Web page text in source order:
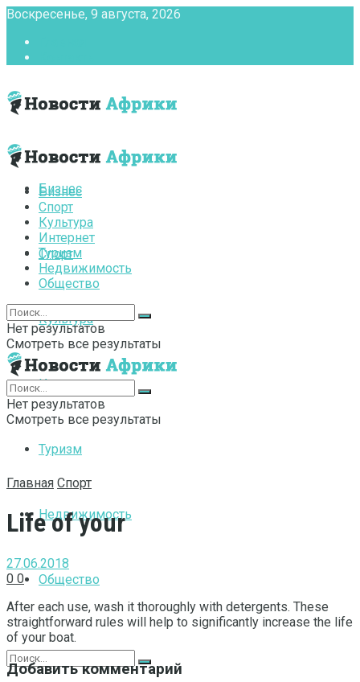
Воскресенье, 9 августа, 2026
Бизнес
Спорт
Культура
Интернет
Туризм
Недвижимость
Общество
Бизнес
Спорт
Культура
Интернет
Туризм
Недвижимость
Общество
Нет результатов
Смотреть все результаты
Нет результатов
Смотреть все результаты
Главная Спорт
Life of your
27.06.2018
0 0
After each use, wash it thoroughly with detergents. These
straightforward rules will help to significantly increase the life
of your boat.
Добавить комментарий